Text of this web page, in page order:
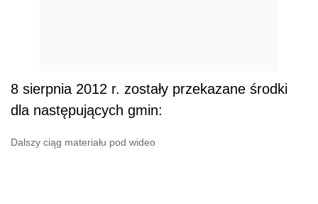
8 sierpnia 2012 r. zostały przekazane środki
dla następujących gmin:
Dalszy ciąg materiału pod wideo